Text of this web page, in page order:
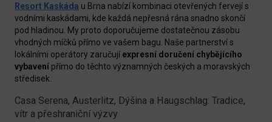
Resort Kaskáda u Brna nabízí kombinaci otevřených fervejí s
vodními kaskádami, kde každá nepřesná rána snadno skončí
pod hladinou. My proto doporučujeme dostatečnou zásobu
vhodných míčků přímo ve vašem bagu. Naše partnerství s
lokálními operátory zaručují expresní doručení chybějícího
vybavení přímo do těchto významných českých a moravských
středisek.
Casa Serena, Austerlitz, Dýšina a Haugschlag: Tradice,
vítr a přeshraniční výzvy